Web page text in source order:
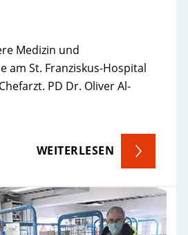
Medizin und
am St. Franziskus-Hospital
PD Dr. Oliver Al-
WEITERLESEN